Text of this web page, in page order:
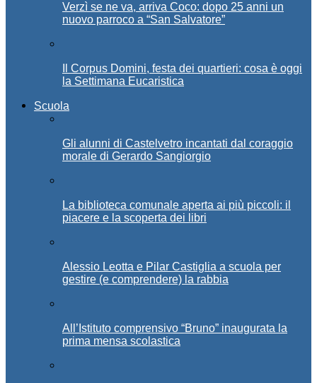
Verzì se ne va, arriva Coco: dopo 25 anni un
nuovo parroco a “San Salvatore”
Il Corpus Domini, festa dei quartieri: cosa è oggi
la Settimana Eucaristica
Scuola
Gli alunni di Castelvetro incantati dal coraggio
morale di Gerardo Sangiorgio
La biblioteca comunale aperta ai più piccoli: il
piacere e la scoperta dei libri
Alessio Leotta e Pilar Castiglia a scuola per
gestire (e comprendere) la rabbia
All’Istituto comprensivo “Bruno” inaugurata la
prima mensa scolastica